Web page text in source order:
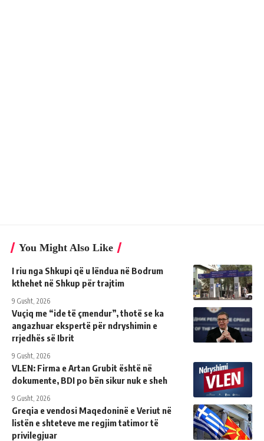
You Might Also Like
I riu nga Shkupi që u lëndua në Bodrum
kthehet në Shkup për trajtim
9 Gusht, 2026
Vuçiq me “ide të çmendur”, thotë se ka
angazhuar ekspertë për ndryshimin e
rrjedhës së Ibrit
9 Gusht, 2026
VLEN: Firma e Artan Grubit është në
dokumente, BDI po bën sikur nuk e sheh
9 Gusht, 2026
Greqia e vendosi Maqedoninë e Veriut në
listën e shteteve me regjim tatimor të
privilegjuar